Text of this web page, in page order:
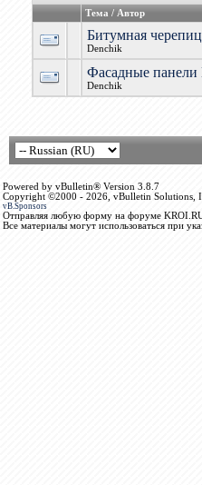
Тема / Автор
Битумная
Denchik
Фасадные панели
Denchik
Powered by vBulletin® Version 3.8.7
Copyright ©2000 - 2026, vBulletin Solutions,
vB.Sponsors
Отправляя любую форму на форуме KROI.RU
Все материалы могут использоваться при